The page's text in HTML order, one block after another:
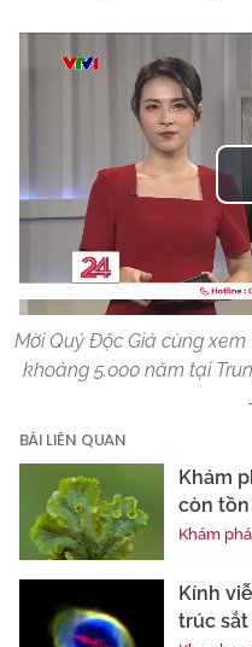
Mời Quý Độc Giả cùng
khoảng 5.000 năm tại
BÀI LIÊN QUAN
Khám
còn
Khám
Kính
trúc